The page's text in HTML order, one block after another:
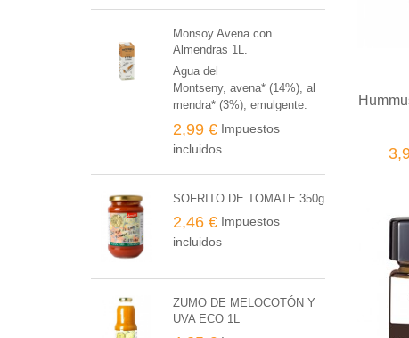
Monsoy Avena con
Almendras 1L.
Agua del
Montseny, avena* (14%), al
mendra* (3%), emulgente:
lecitina de girasol*, sal
marina. * de producción
agraria ecológica
2,99 € Impuestos
incluidos
SOFRITO DE TOMATE 350g
2,46 € Impuestos
incluidos
ZUMO DE MELOCOTÓN Y
UVA ECO 1L